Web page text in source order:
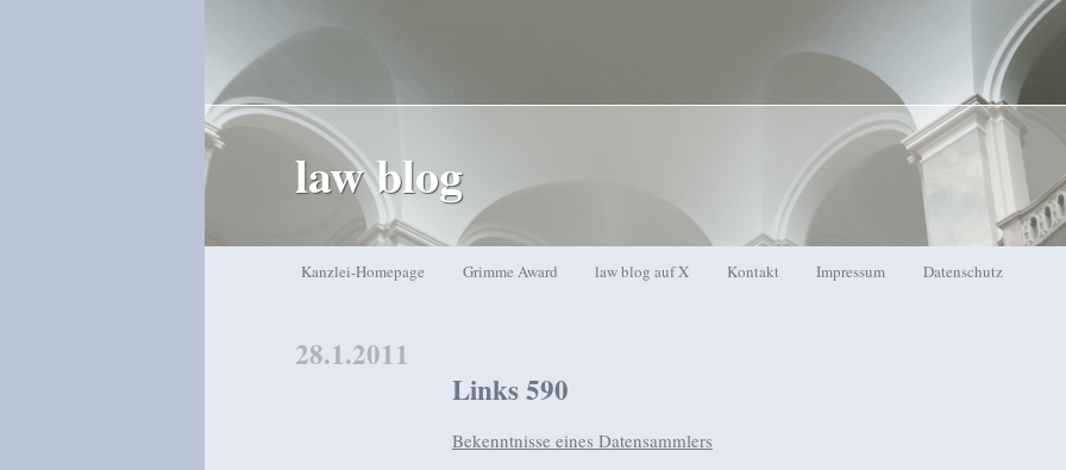
law blog
Zum Inhalt wechseln
Zum sekundären Inhalt wechseln
Kanzlei-Homepage Grimme Award law blog auf X Kontakt Impressum Datenschutz
Links 590
28.1.2011
Bekenntnisse eines Datensammlers